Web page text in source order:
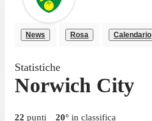
News Rosa Calendario
Statistiche
Norwich City
22 punti 20° in classifica